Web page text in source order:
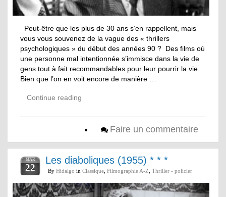
Peut-être que les plus de 30 ans s’en rappellent, mais
vous vous souvenez de la vague des « thrillers
psychologiques » du début des années 90 ? Des films où
une personne mal intentionnée s’immisce dans la vie de
gens tout à fait recommandables pour leur pourrir la vie.
Bien que l’on en voit encore de manière …
Continue reading
Faire un commentaire
MAR
22
Les diaboliques (1955) * * *
By Hidalgo in Classique, Filmographie A-Z, Thriller - policier